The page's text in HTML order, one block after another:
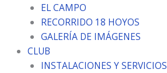
EL CAMPO
RECORRIDO 18 HOYOS
GALERÍA DE IMÁGENES
CLUB
INSTALACIONES Y SERVICIOS